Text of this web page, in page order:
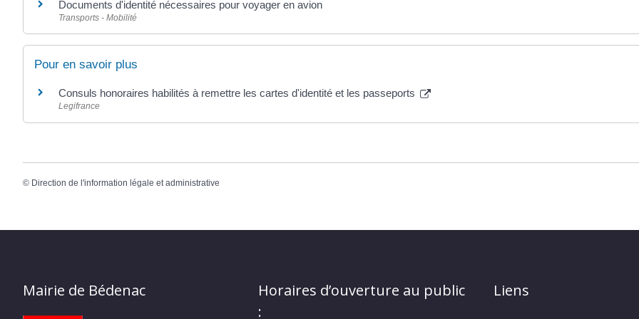
Documents d'identité nécessaires pour voyager en avion
Transports - Mobilité
Pour en savoir plus
Consuls honoraires habilités à remettre les cartes d'identité et les passeports
Legifrance
© Direction de l'information légale et administrative
Mairie de Bédenac
Horaires d’ouverture au public
:
Liens